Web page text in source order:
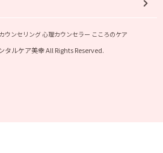
ウンセリング 心理カウンセラー こころのケア
ルケア美幸 All Rights Reserved.